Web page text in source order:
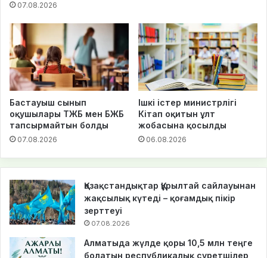
07.08.2026
Бастауыш сынып
оқушылары ТЖБ мен БЖБ
тапсырмайтын болды
07.08.2026
Ішкі істер министрлігі
Кітап оқитын ұлт
жобасына қосылды
06.08.2026
Қазақстандықтар Құрылтай сайлауынан
жақсылық күтеді – қоғамдық пікір
зерттеуі
07.08.2026
Алматыда жүлде қоры 10,5 млн теңге
болатын республикалық суретшілер